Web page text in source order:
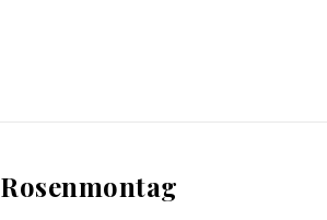
Rosenmontag